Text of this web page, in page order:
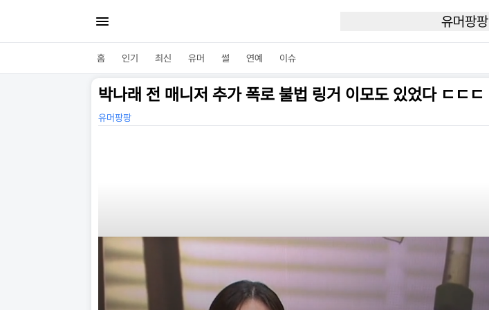
유머팡팡
홈 인기 최신 유머 썰 연예 이슈
박나래 전 매니저 추가 폭로 불법 링거 이모도 있었다 ㄷㄷㄷ
유머팡팡